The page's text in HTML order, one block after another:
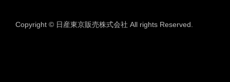
Copyright © 日産東京販売株式会社 All rights Reserved.